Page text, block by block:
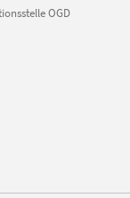
OGD